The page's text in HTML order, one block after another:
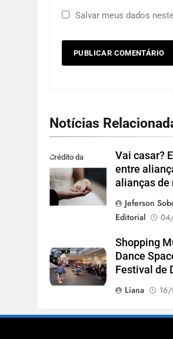
Salvar meus dados
Notícias
Crédito da
imagem: Pexels
Vai casar?
entre
alianças de
Jeferson
Editorial
Shopping
Dance
Festival de
Liana